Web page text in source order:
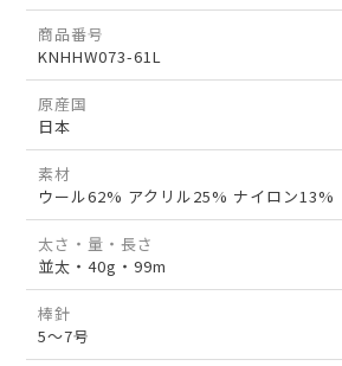
商品番号
KNHHW073-61L
原産国
日本
素材
ウール62% アクリル25% ナイロン13%
太さ・量・長さ
並太・40g・99m
棒針
5～7号